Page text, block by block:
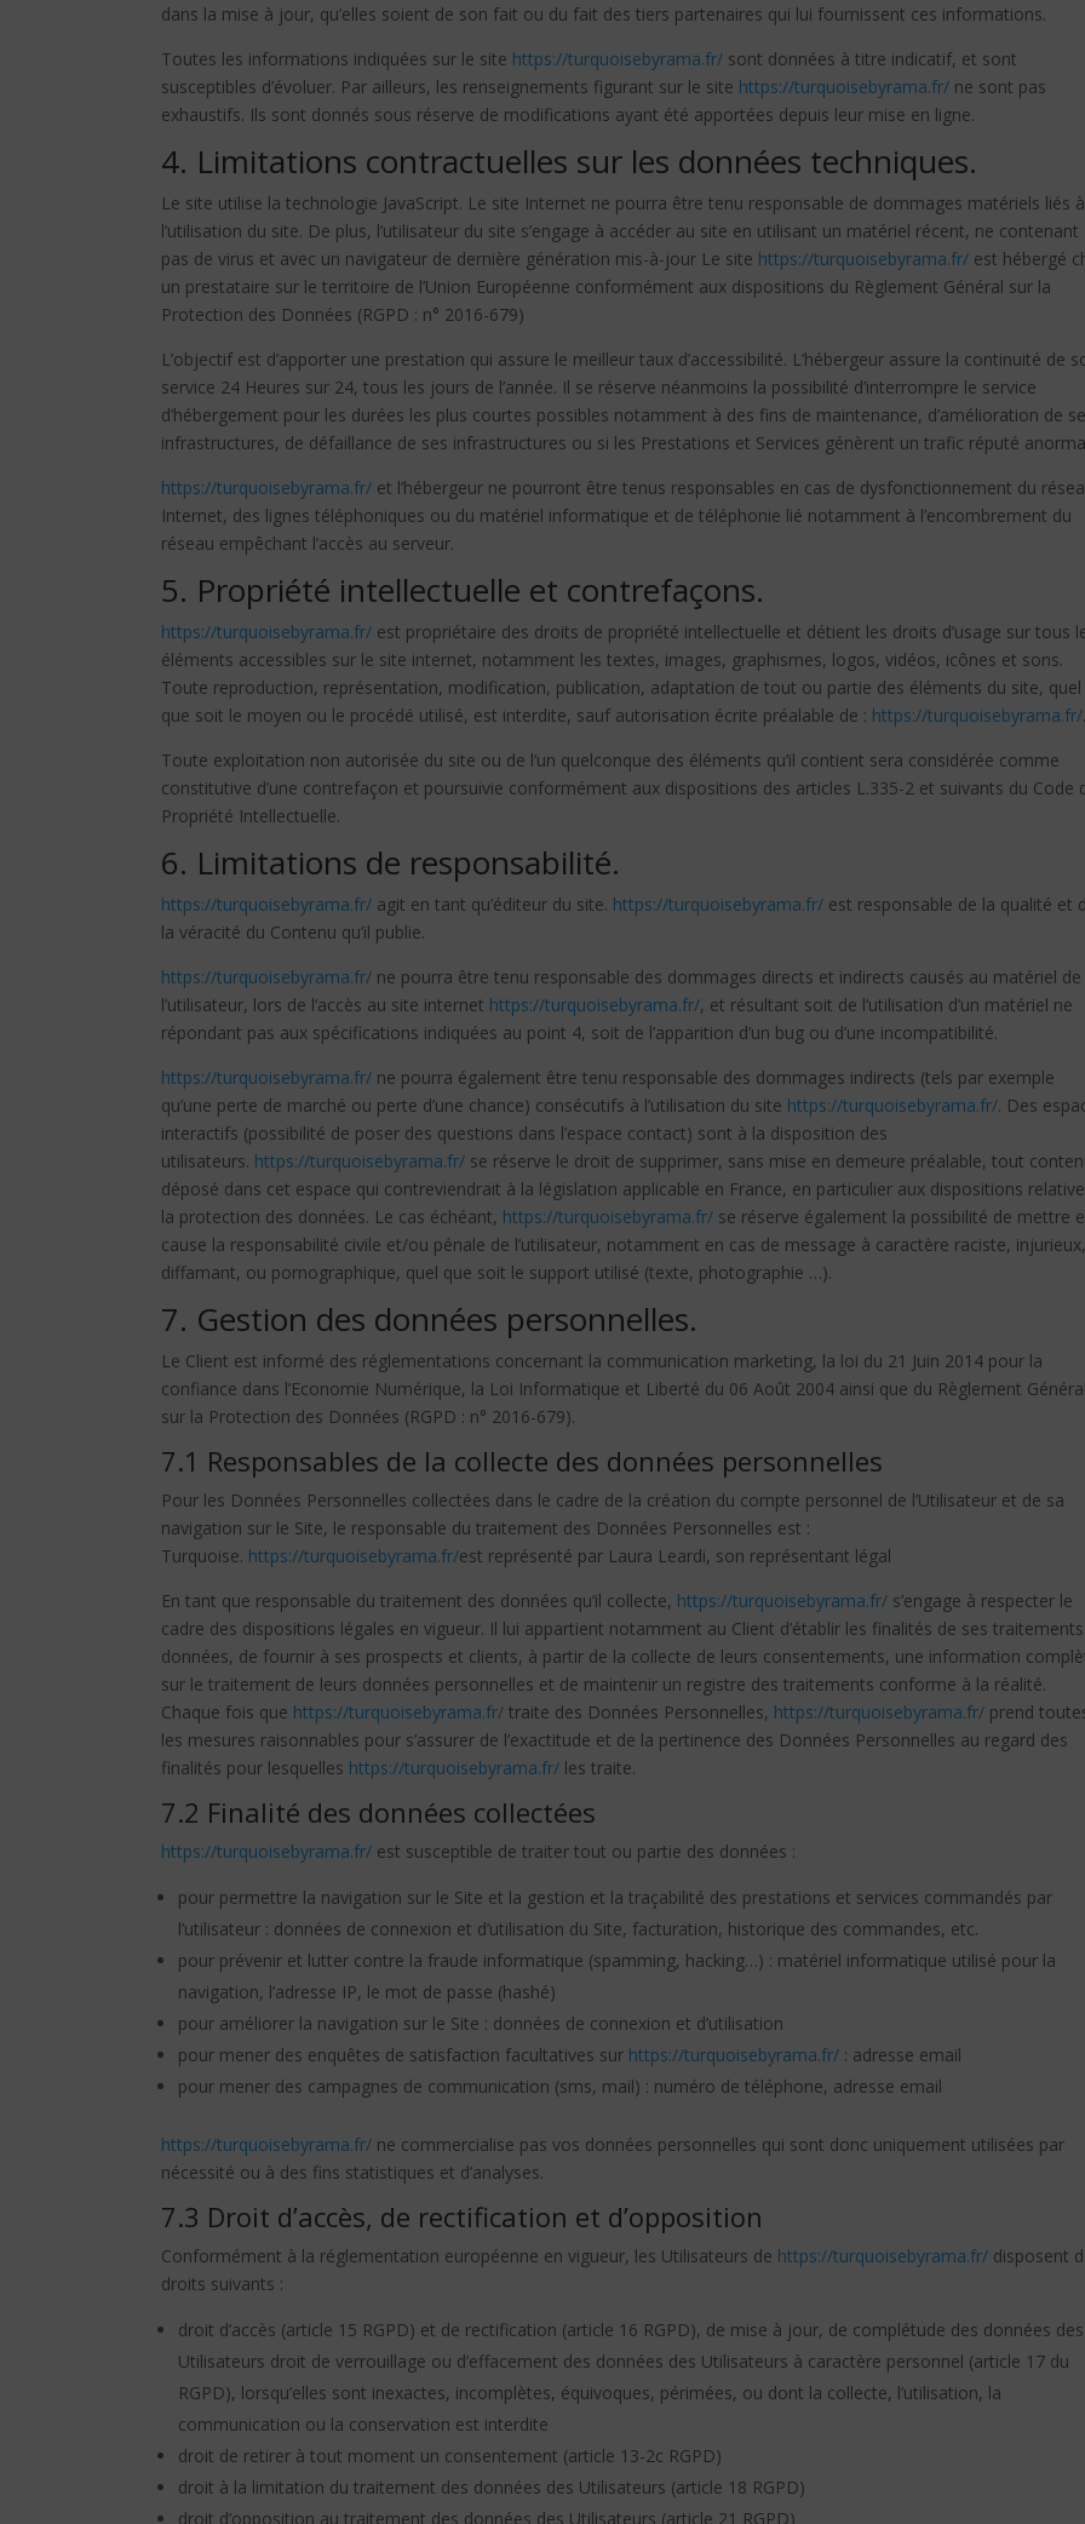
dans la mise à jour, qu’elles soient de son fait ou du fait des tiers partenaires qui lui fournissent ces informations.
Toutes les informations indiquées sur le site https://turquoisebyrama.fr/sont données à titre indicatif, et sont
susceptibles d’évoluer. Par ailleurs, les renseignements figurant sur le site https://turquoisebyrama.fr/ne sont pas
exhaustifs. Ils sont donnés sous réserve de modifications ayant été apportées depuis leur mise en ligne.
4. Limitations contractuelles sur les données techniques.
Le site utilise la technologie JavaScript. Le site Internet ne pourra être tenu responsable de dommages matériels liés à
l’utilisation du site. De plus, l’utilisateur du site s’engage à accéder au site en utilisant un matériel récent, ne contenant
pas de virus et avec un navigateur de dernière génération mis-à-jour Le site https://turquoisebyrama.fr/est hébergé
un prestataire sur le territoire de l’Union Européenne conformément aux dispositions du Règlement Général sur la
Protection des Données (RGPD : n° 2016-679)
L’objectif est d’apporter une prestation qui assure le meilleur taux d’accessibilité. L’hébergeur assure la continuité de
service 24 Heures sur 24, tous les jours de l’année. Il se réserve néanmoins la possibilité d’interrompre le service
d’hébergement pour les durées les plus courtes possibles notamment à des fins de maintenance, d’amélioration de
infrastructures, de défaillance de ses infrastructures ou si les Prestations et Services génèrent un trafic réputé
https://turquoisebyrama.fr/et l’hébergeur ne pourront être tenus responsables en cas de dysfonctionnement du
Internet, des lignes téléphoniques ou du matériel informatique et de téléphonie lié notamment à l’encombrement du
réseau empêchant l’accès au serveur.
5. Propriété intellectuelle et contrefaçons.
https://turquoisebyrama.fr/est propriétaire des droits de propriété intellectuelle et détient les droits d’usage sur tous
éléments accessibles sur le site internet, notamment les textes, images, graphismes, logos, vidéos, icônes et sons.
Toute reproduction, représentation, modification, publication, adaptation de tout ou partie des éléments du site, quel
que soit le moyen ou le procédé utilisé, est interdite, sauf autorisation écrite préalable de : https://turquoisebyrama.fr/.
Toute exploitation non autorisée du site ou de l’un quelconque des éléments qu’il contient sera considérée comme
constitutive d’une contrefaçon et poursuivie conformément aux dispositions des articles L.335-2 et suivants du Code
Propriété Intellectuelle.
6. Limitations de responsabilité.
https://turquoisebyrama.fr/agit en tant qu’éditeur du site. https://turquoisebyrama.fr/est responsable de la qualité et
la véracité du Contenu qu’il publie.
https://turquoisebyrama.fr/ne pourra être tenu responsable des dommages directs et indirects causés au matériel de
l’utilisateur, lors de l’accès au site internet https://turquoisebyrama.fr/, et résultant soit de l’utilisation d’un matériel ne
répondant pas aux spécifications indiquées au point 4, soit de l’apparition d’un bug ou d’une incompatibilité.
https://turquoisebyrama.fr/ne pourra également être tenu responsable des dommages indirects (tels par exemple
qu’une perte de marché ou perte d’une chance) consécutifs à l’utilisation du site https://turquoisebyrama.fr/. Des
interactifs (possibilité de poser des questions dans l’espace contact) sont à la disposition des
utilisateurs. https://turquoisebyrama.fr/se réserve le droit de supprimer, sans mise en demeure préalable, tout
déposé dans cet espace qui contreviendrait à la législation applicable en France, en particulier aux dispositions
la protection des données. Le cas échéant, https://turquoisebyrama.fr/se réserve également la possibilité de mettre
cause la responsabilité civile et/ou pénale de l’utilisateur, notamment en cas de message à caractère raciste, injurieux,
diffamant, ou pornographique, quel que soit le support utilisé (texte, photographie …).
7. Gestion des données personnelles.
Le Client est informé des réglementations concernant la communication marketing, la loi du 21 Juin 2014 pour la
confiance dans l’Economie Numérique, la Loi Informatique et Liberté du 06 Août 2004 ainsi que du Règlement
sur la Protection des Données (RGPD : n° 2016-679).
7.1 Responsables de la collecte des données personnelles
Pour les Données Personnelles collectées dans le cadre de la création du compte personnel de l’Utilisateur et de sa
navigation sur le Site, le responsable du traitement des Données Personnelles est :
Turquoise. https://turquoisebyrama.fr/est représenté par Laura Leardi, son représentant légal
En tant que responsable du traitement des données qu’il collecte, https://turquoisebyrama.fr/s’engage à respecter le
cadre des dispositions légales en vigueur. Il lui appartient notamment au Client d’établir les finalités de ses
données, de fournir à ses prospects et clients, à partir de la collecte de leurs consentements, une information
sur le traitement de leurs données personnelles et de maintenir un registre des traitements conforme à la réalité.
Chaque fois que https://turquoisebyrama.fr/traite des Données Personnelles, https://turquoisebyrama.fr/prend
les mesures raisonnables pour s’assurer de l’exactitude et de la pertinence des Données Personnelles au regard des
finalités pour lesquelles https://turquoisebyrama.fr/les traite.
7.2 Finalité des données collectées
https://turquoisebyrama.fr/est susceptible de traiter tout ou partie des données :
pour permettre la navigation sur le Site et la gestion et la traçabilité des prestations et services commandés par
l’utilisateur : données de connexion et d’utilisation du Site, facturation, historique des commandes, etc.
pour prévenir et lutter contre la fraude informatique (spamming, hacking…) : matériel informatique utilisé pour la
navigation, l’adresse IP, le mot de passe (hashé)
pour améliorer la navigation sur le Site : données de connexion et d’utilisation
pour mener des enquêtes de satisfaction facultatives sur https://turquoisebyrama.fr/: adresse email
pour mener des campagnes de communication (sms, mail) : numéro de téléphone, adresse email
https://turquoisebyrama.fr/ne commercialise pas vos données personnelles qui sont donc uniquement utilisées par
nécessité ou à des fins statistiques et d’analyses.
7.3 Droit d’accès, de rectification et d’opposition
Conformément à la réglementation européenne en vigueur, les Utilisateurs de https://turquoisebyrama.fr/disposent
droits suivants :
droit d’accès (article 15 RGPD) et de rectification (article 16 RGPD), de mise à jour, de complétude des données des
Utilisateurs droit de verrouillage ou d’effacement des données des Utilisateurs à caractère personnel (article 17 du
RGPD), lorsqu’elles sont inexactes, incomplètes, équivoques, périmées, ou dont la collecte, l’utilisation, la
communication ou la conservation est interdite
droit de retirer à tout moment un consentement (article 13-2c RGPD)
droit à la limitation du traitement des données des Utilisateurs (article 18 RGPD)
droit d’opposition au traitement des données des Utilisateurs (article 21 RGPD)